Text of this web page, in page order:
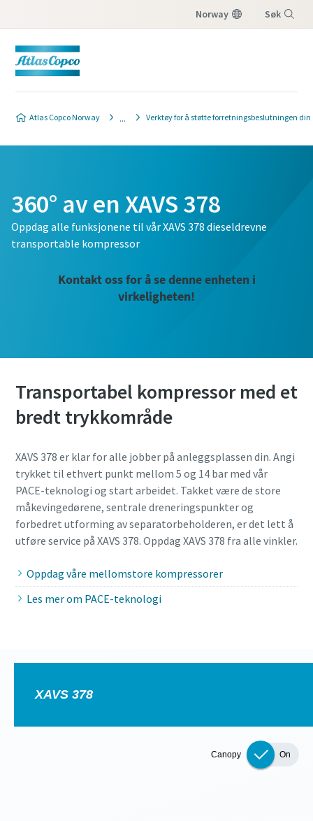
Norway Søk
Atlas Copco Norway Verktøy for å støtte forretningsbeslutningen din
360° av en XAVS 378
Oppdag alle funksjonene til vår XAVS 378 dieseldrevne
transportable kompressor
Kontakt oss for å se denne enheten i
virkeligheten!
Transportabel kompressor med et
bredt trykkområde
XAVS 378 er klar for alle jobber på anleggsplassen din. Angi
trykket til ethvert punkt mellom 5 og 14 bar med vår
PACE-teknologi og start arbeidet. Takket være de store
måkevingedørene, sentrale dreneringspunkter og
forbedret utforming av separatorbeholderen, er det lett å
utføre service på XAVS 378. Oppdag XAVS 378 fra alle vinkler.
Oppdag våre mellomstore kompressorer
Les mer om PACE-teknologi